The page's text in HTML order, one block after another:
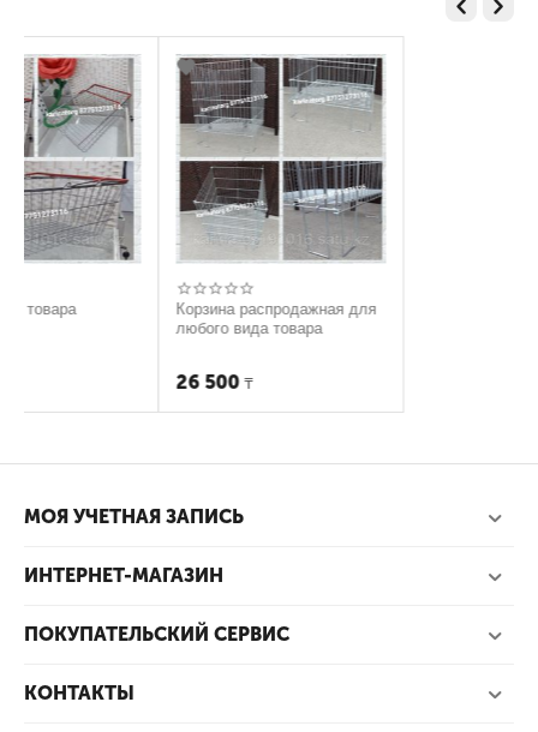
Корзина распродажная для
любого вида товара
₸
МОЯ УЧЕТНАЯ ЗАПИСЬ
ИНТЕРНЕТ-МАГАЗИН
ПОКУПАТЕЛЬСКИЙ СЕРВИС
КОНТАКТЫ